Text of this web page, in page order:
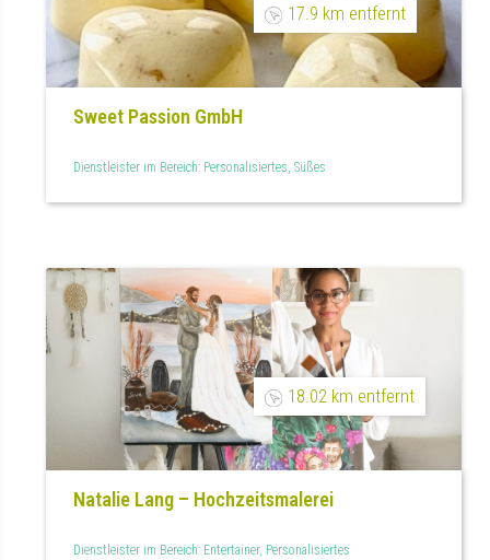
17.9 km entfernt
Sweet Passion GmbH
Dienstleister im Bereich: Personalisiertes, Süßes
18.02 km entfernt
Natalie Lang – Hochzeitsmalerei
Dienstleister im Bereich: Entertainer, Personalisiertes